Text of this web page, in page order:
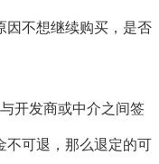
因不想继续购买，是否
开发商或中介之间签
不可退，那么退定的可